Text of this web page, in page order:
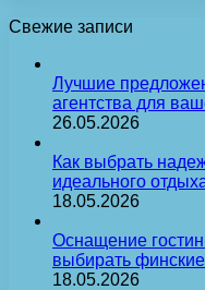
Свежие записи
Лучшие
агентства для
26.05.2026
Как выбрать
идеального
18.05.2026
Оснащение
выбирать
18.05.2026